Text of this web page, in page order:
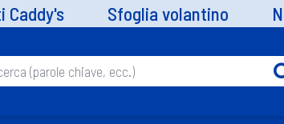
Caddy's Sfoglia volantino